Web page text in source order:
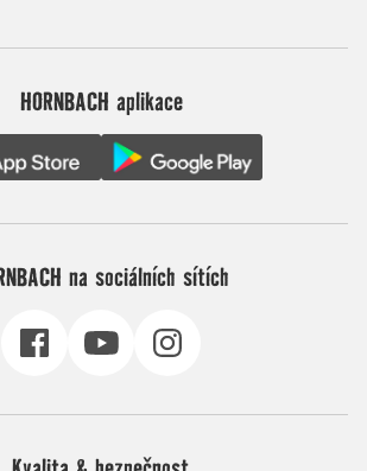
HORNBACH aplikace
na sociálních sítích